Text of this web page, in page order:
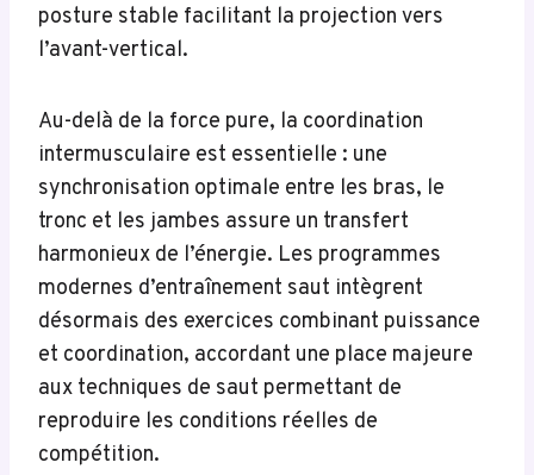
posture stable facilitant la projection vers
l’avant-vertical.
Au-delà de la force pure, la coordination
intermusculaire est essentielle : une
synchronisation optimale entre les bras, le
tronc et les jambes assure un transfert
harmonieux de l’énergie. Les programmes
modernes d’entraînement saut intègrent
désormais des exercices combinant puissance
et coordination, accordant une place majeure
aux techniques de saut permettant de
reproduire les conditions réelles de
compétition.